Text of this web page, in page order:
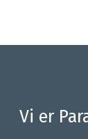
Vi er